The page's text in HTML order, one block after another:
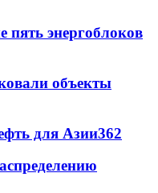
пять энергоблоков
объекты
для Азии362